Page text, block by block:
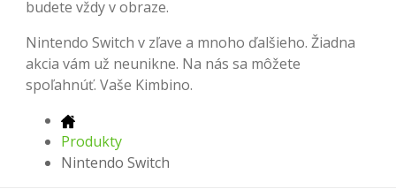
budete vždy v obraze.
Nintendo Switch v zľave a mnoho ďalšieho. Žiadna
akcia vám už neunikne. Na nás sa môžete
spoľahnúť. Vaše Kimbino.
Produkty
Nintendo Switch